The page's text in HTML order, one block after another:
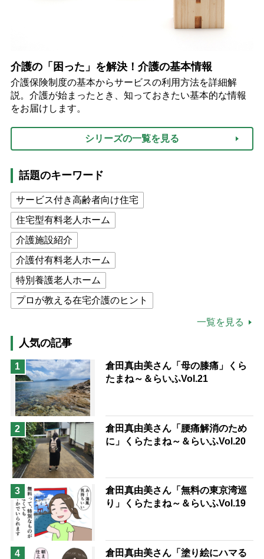
介護の「困った」を解決！介護の基本情報
介護保険制度の基本からサービスの利用方法を詳細解
説。介護が始まったとき、知っておきたい基本的な情報
をお届けします。
シリーズの一覧を見る
話題のキーワード
サービス付き高齢者向け住宅
住宅型有料老人ホーム
介護施設紹介
介護付有料老人ホーム
特別養護老人ホーム
プロが教える在宅介護のヒント
高木ブー
ケアマネジャー
猫が母になつきません
息子の遠距離介護サバイバル術
兄がボケました
予防法
一覧を見る
人気の記事
1
倉田真由美さん「母の膝痛」くら
たまね～＆らいふVol.21
2
倉田真由美さん「腰痛解消のため
に」くらたまね～＆らいふVol.20
3
倉田真由美さん「無料の東京湾巡
り」くらたまね～＆らいふVol.19
4
倉田真由美さん「塗り絵にハマる